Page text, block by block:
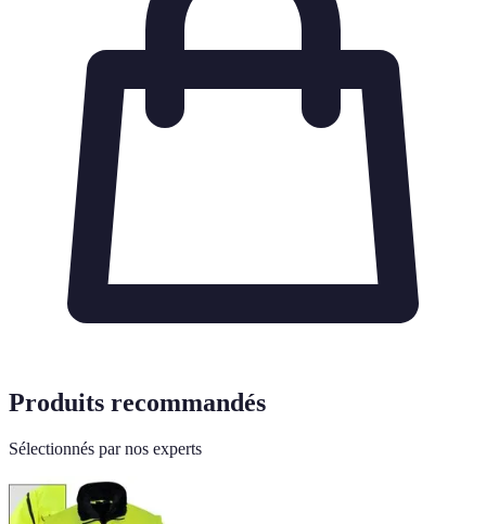
Produits recommandés
Sélectionnés par nos experts